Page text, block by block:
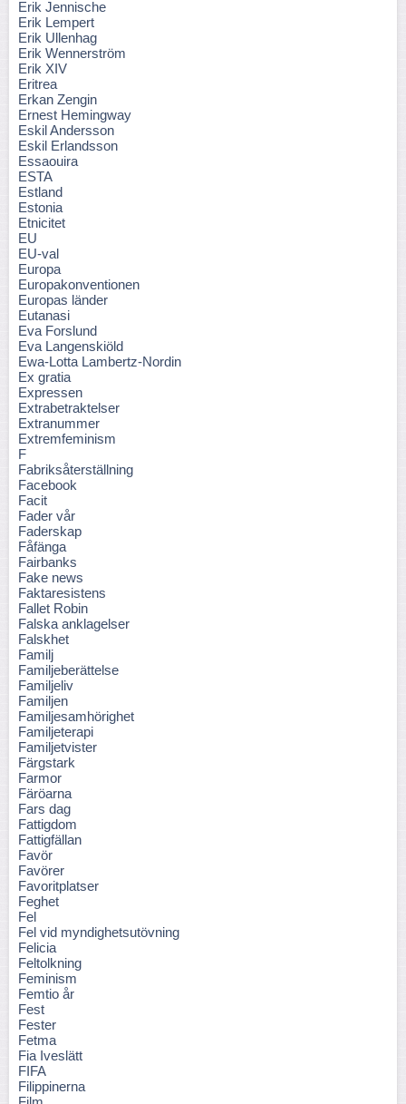
Erik Jennische
Erik Lempert
Erik Ullenhag
Erik Wennerström
Erik XIV
Eritrea
Erkan Zengin
Ernest Hemingway
Eskil Andersson
Eskil Erlandsson
Essaouira
ESTA
Estland
Estonia
Etnicitet
EU
EU-val
Europa
Europakonventionen
Europas länder
Eutanasi
Eva Forslund
Eva Langenskiöld
Ewa-Lotta Lambertz-Nordin
Ex gratia
Expressen
Extrabetraktelser
Extranummer
Extremfeminism
F
Fabriksåterställning
Facebook
Facit
Fader vår
Faderskap
Fåfänga
Fairbanks
Fake news
Faktaresistens
Fallet Robin
Falska anklagelser
Falskhet
Familj
Familjeberättelse
Familjeliv
Familjen
Familjesamhörighet
Familjeterapi
Familjetvister
Färgstark
Farmor
Färöarna
Fars dag
Fattigdom
Fattigfällan
Favör
Favörer
Favoritplatser
Feghet
Fel
Fel vid myndighetsutövning
Felicia
Feltolkning
Feminism
Femtio år
Fest
Fester
Fetma
Fia Iveslätt
FIFA
Filippinerna